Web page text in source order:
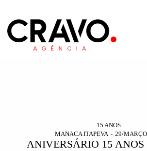
15 ANOS
MANACA ITAPEVA
29/
ANIVERSÁRIO 15